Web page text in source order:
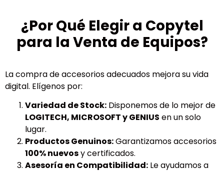
¿Por Qué Elegir a Copytel
para la Venta de Equipos?
La compra de accesorios adecuados mejora su vida
digital. Elígenos por:
Variedad de Stock: Disponemos de lo mejor de
LOGITECH, MICROSOFT y GENIUS en un solo
lugar.
Productos Genuinos:Garantizamos accesorios
100% nuevosy certificados.
Asesoría en Compatibilidad: Le ayudamos a